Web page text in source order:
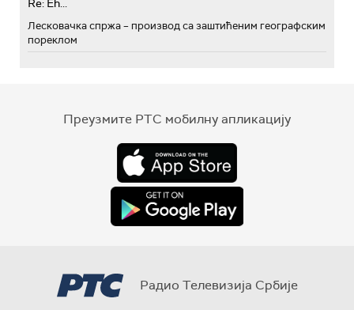
Re: Eh...
Лесковачка спржа – производ са заштићеним географским
пореклом
Преузмите РТС мобилну апликацију
Радио Телевизија Србије